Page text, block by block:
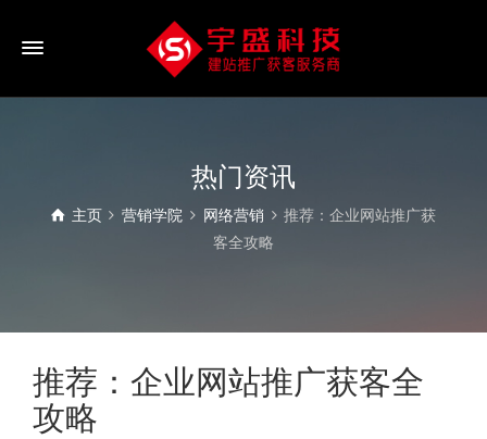
热门资讯
主页 营销学院 网络营销
推荐：企业网站推广获
客全攻略
推荐：企业网站推广获客全
攻略